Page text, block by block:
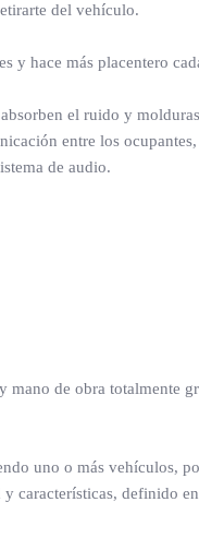
del vehículo.
y hace más placentero
el ruido y
entre los
de audio.
de obra totalmente
uno o más vehículos,
características, definido